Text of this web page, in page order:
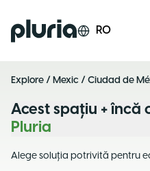
Logo Pluria RO
Explore / Mexic / Ciudad de
Acest spațiu + încă
Pluria
Alege soluția potrivită pentru